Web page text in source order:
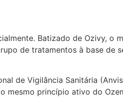
Batizado de Ozivy, o
de tratamentos à base de
de Vigilância Sanitária
princípio ativo do